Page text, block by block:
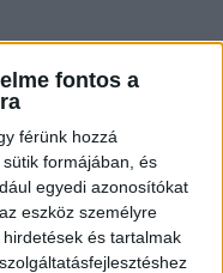
fontos a
férünk hozzá
formájában, és
egyedi azonosítókat
eszköz személyre
és tartalmak